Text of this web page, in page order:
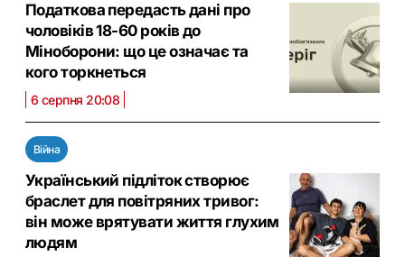
Податкова передасть дані про
чоловіків 18-60 років до
Міноборони: що це означає та
кого торкнеться
6 серпня 20:08
Війна
Український підліток створює
браслет для повітряних тривог:
він може врятувати життя глухим
людям